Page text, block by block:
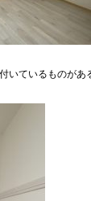
いているものがあ